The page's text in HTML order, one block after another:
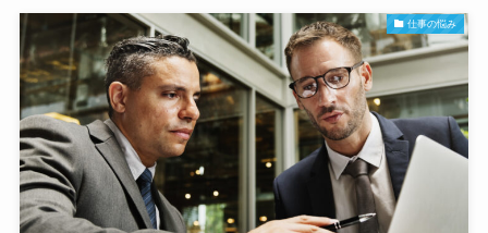
仕事の悩み